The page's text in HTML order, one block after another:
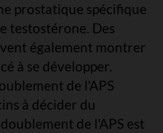
prostatique spécifique
testostérone. Des
également montrer
à se développer.
de l'APS
à décider du
de l'APS est